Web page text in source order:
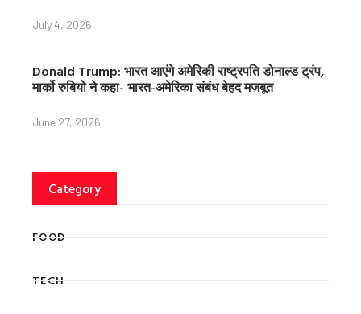
July 4, 2026
Donald Trump: भारत आएंगे अमेरिकी राष्ट्रपति डोनाल्ड ट्रंप,
मार्को रुबियो ने कहा- भारत-अमेरिका संबंध बेहद मजबूत
June 27, 2026
Category
FOOD
TECH